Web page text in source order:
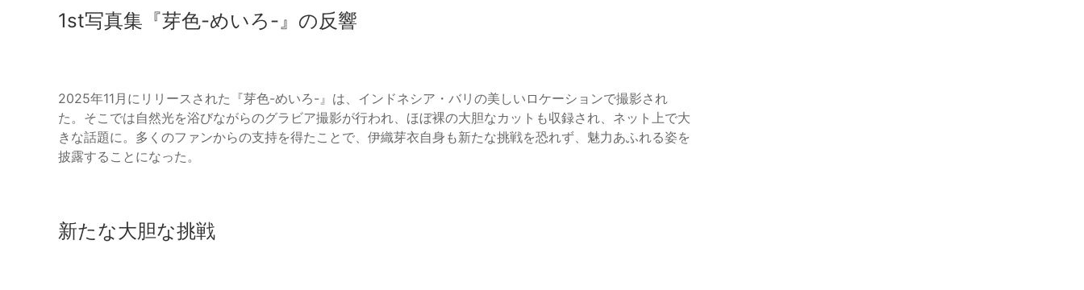
1st写真集『芽色-めいろ-』の反響
2025年11月にリリースされた『芽色-めいろ-』は、インドネシア・バリの美しいロケーションで撮影され
た。そこでは自然光を浴びながらのグラビア撮影が行われ、ほぼ裸の大胆なカットも収録され、ネット上で大
きな話題に。多くのファンからの支持を得たことで、伊織芽衣自身も新たな挑戦を恐れず、魅力あふれる姿を
披露することになった。
新たな大胆な挑戦